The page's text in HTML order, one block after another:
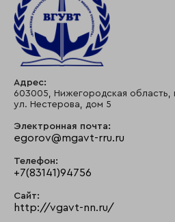
Адрес:
603005, Нижегородская
ул. Нестерова, дом 5
Электронная почта:
egorov@mgavt-rru.ru
Телефон:
+7(83141)94756
Сайт:
http://vgavt-nn.ru/